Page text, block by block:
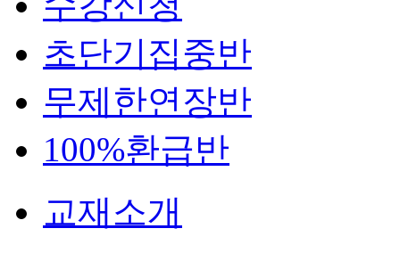
초단기집중반
무제한연장반
100%환급반
교재소개